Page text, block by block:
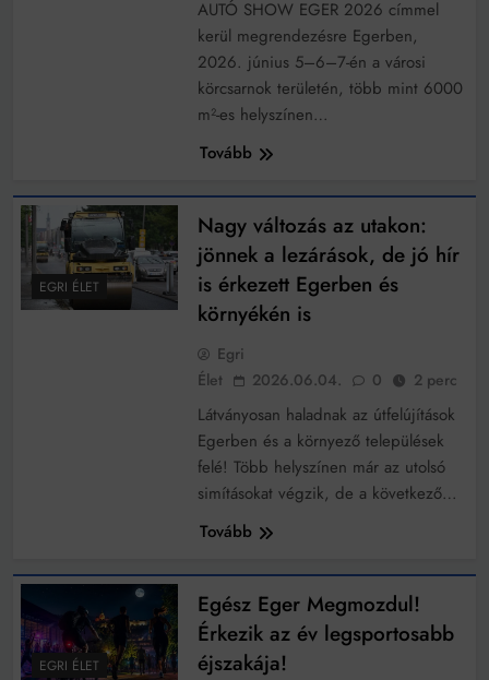
működik, ha jól van felújítva
Ingatlanpiaci szakértők szerint akár 5 százalékkal is
nőhetnek a bérleti díjak a ponthatárhirdetés után az
Munkácsy nem Krisztust szépítette meg: minket
Létezik tökéletes élet: Truman is elhitte
Karinthy Frigyes: a zseni, aki belenézett a saját
koponyájába
Ki akarsz törni. De miből?
Az öregség nem csak ránc?
Az ördög még mindig Pradát visel. De te miért öltözöl
Móricz Zsigmond: falusi író vagy boncmester?
Mindenki a világot akarja uralni – de nem csak a 80-
Bitumenes lapostetők: a bevált technológia akkor
AUTÓ SHOW EGER 2026 címmel
kerül megrendezésre Egerben,
2026. június 5–6–7-én a városi
körcsarnok területén, több mint 6000
m²-es helyszínen…
Tovább
EGRI ÉLET
Nagy változás az utakon:
jönnek a lezárások, de jó hír
is érkezett Egerben és
környékén is
Egri
Élet
2026.06.04. 0 2 perc
Látványosan haladnak az útfelújítások
Egerben és a környező települések
felé! Több helyszínen már az utolsó
simításokat végzik, de a következő…
Tovább
EGRI ÉLET
Egész Eger Megmozdul!
Érkezik az év legsportosabb
éjszakája!